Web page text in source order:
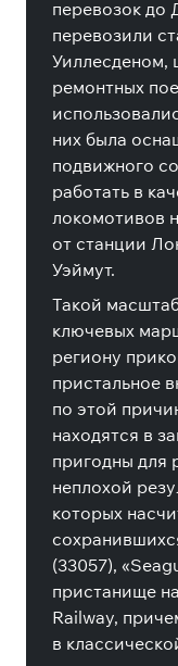
перевозок до
перевозили
Уиллесденом,
ремонтных
них была
подвижного
работать в
локомотивов
от станции
Уэймут.
Такой
ключевых
региону
пристальное
по этой
находятся в
пригодны для
неплохой
которых
(33057),
пристанище
Railway,
в